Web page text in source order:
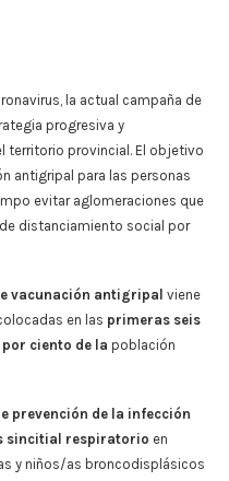
la actual campaña de
progresiva y
territorio provincial. El objetivo
antigripal para las personas
evitar aglomeraciones que
distanciamiento social por
vacunación antigripal viene
en las primeras seis
ciento de la población
prevención de la infección
sincitial respiratorio en
y niños/as broncodisplásicos